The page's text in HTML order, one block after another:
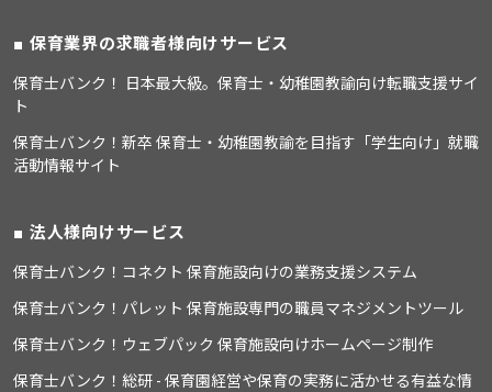
保育業界の求職者様向けサービス
保育士バンク！ 日本最大級。保育士・幼稚園教諭向け転職支援サイ
ト
保育士バンク！新卒 保育士・幼稚園教諭を目指す「学生向け」就職
活動情報サイト
法人様向けサービス
保育士バンク！コネクト 保育施設向けの業務支援システム
保育士バンク！パレット 保育施設専門の職員マネジメントツール
保育士バンク！ウェブパック 保育施設向けホームページ制作
保育士バンク！総研 - 保育園経営や保育の実務に活かせる有益な情